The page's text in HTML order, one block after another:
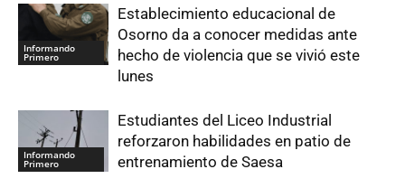
Informando
Primero
Establecimiento educacional de
Osorno da a conocer medidas ante
hecho de violencia que se vivió este
lunes
Informando
Primero
Estudiantes del Liceo Industrial
reforzaron habilidades en patio de
entrenamiento de Saesa